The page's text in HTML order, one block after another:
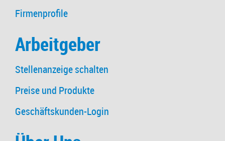
Firmenprofile
Arbeitgeber
Stellenanzeige schalten
Preise und Produkte
Geschäftskunden-Login